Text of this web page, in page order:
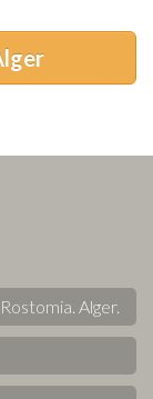
Alger.